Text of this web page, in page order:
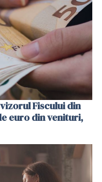
Fiscului din
euro din venituri,